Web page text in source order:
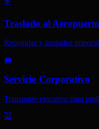
Traslado al Aeropuerto
Recogidas y traslados
💼
Servicio Corporativo
Transporte ejecutivo para
💒